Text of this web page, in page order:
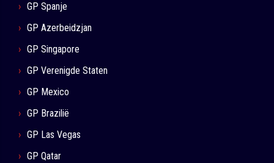
GP Spanje
GP Azerbeidzjan
GP Singapore
GP Verenigde Staten
GP Mexico
GP Brazilië
GP Las Vegas
GP Qatar